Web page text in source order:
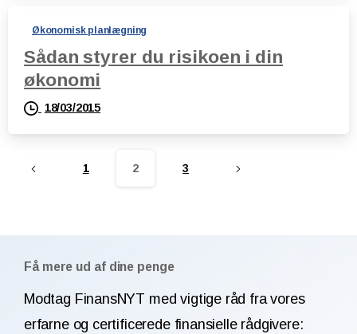
Økonomisk planlægning
Sådan styrer du risikoen i din
økonomi
18/03/2015
1 2 3
Få mere ud af dine penge
Modtag FinansNYT med vigtige råd fra vores
erfarne og certificerede finansielle rådgivere: